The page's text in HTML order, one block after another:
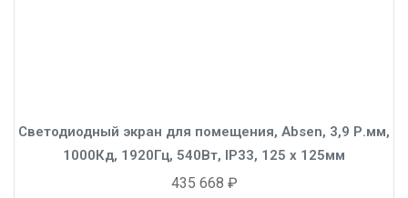
Светодиодный экран для помещения, Absen, 3,9 Р.мм,
1000Кд, 1920Гц, 540Вт, IP33, 125 x 125мм
435 668 ₽